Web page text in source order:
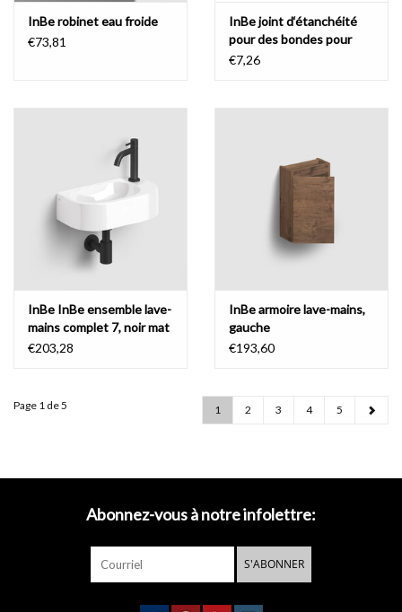
InBe robinet eau froide
€73,81
InBe joint d‘étanchéité
pour des bondes pour
lavabos stop/go
€7,26
InBe InBe ensemble lave-
mains complet 7, noir mat
€203,28
InBe armoire lave-mains,
gauche
€193,60
Page 1 de 5 1 2 3 4 5
Abonnez-vous à notre infolettre:
S'ABONNER